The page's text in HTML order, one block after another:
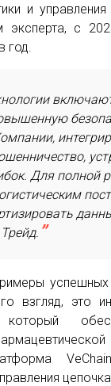
и
с
год.
Для полной
взгляд, это
который